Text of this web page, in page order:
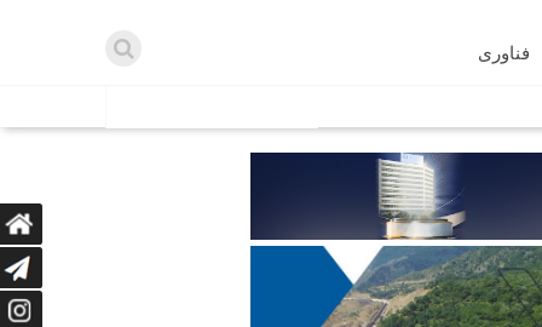
فناوری
دریافت می‌کنند